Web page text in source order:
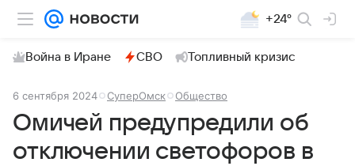
+24°
Война в Иране СВО Топливный кризис
6 сентября 2024 СуперОмск Общество
Омичей предупредили об
отключении светофоров в